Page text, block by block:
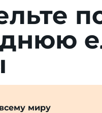
миру